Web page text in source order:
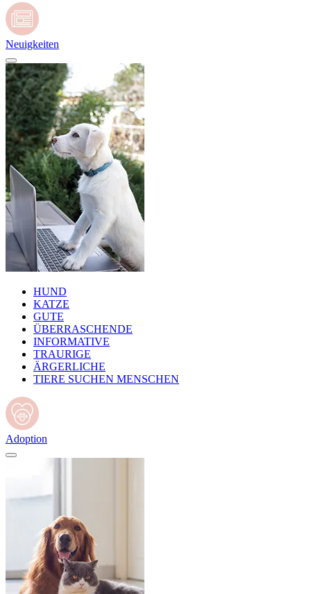
Neuigkeiten
HUND
KATZE
GUTE
ÜBERRASCHENDE
INFORMATIVE
TRAURIGE
ÄRGERLICHE
TIERE SUCHEN MENSCHEN
Adoption